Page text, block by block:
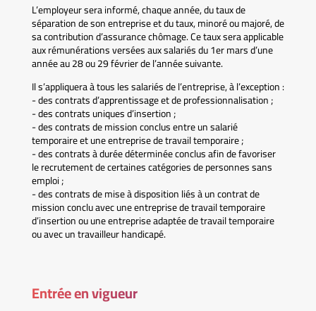
L’employeur sera informé, chaque année, du taux de
séparation de son entreprise et du taux, minoré ou majoré, de
sa contribution d’assurance chômage. Ce taux sera applicable
aux rémunérations versées aux salariés du 1er mars d’une
année au 28 ou 29 février de l’année suivante.
Il s’appliquera à tous les salariés de l’entreprise, à l’exception :
- des contrats d’apprentissage et de professionnalisation ;
- des contrats uniques d’insertion ;
- des contrats de mission conclus entre un salarié
temporaire et une entreprise de travail temporaire ;
- des contrats à durée déterminée conclus afin de favoriser
le recrutement de certaines catégories de personnes sans
emploi ;
- des contrats de mise à disposition liés à un contrat de
mission conclu avec une entreprise de travail temporaire
d’insertion ou une entreprise adaptée de travail temporaire
ou avec un travailleur handicapé.
Entrée en vigueur